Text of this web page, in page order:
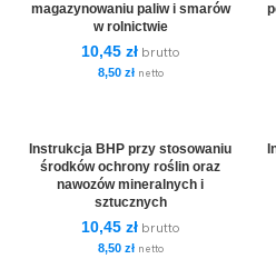
magazynowaniu paliw i smarów
w rolnictwie
10,45 zł brutto
8,50 złnetto
Instrukcja BHP przy stosowaniu
środków ochrony roślin oraz
nawozów mineralnych i
sztucznych
10,45 zł brutto
8,50 złnetto